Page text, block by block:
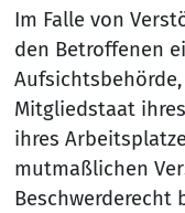
Im Falle von
den Betroffenen
Mitgliedstaat
ihres
mutmaßlichen
Beschwerderecht